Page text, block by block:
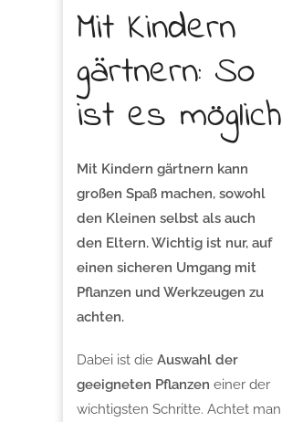
Mit Kindern
gärtnern: So
ist es möglich
Mit Kindern gärtnern kann
großen Spaß machen, sowohl
den Kleinen selbst als auch
den Eltern. Wichtig ist nur, auf
einen sicheren Umgang mit
Pflanzen und Werkzeugen zu
achten.
Dabei ist die Auswahl der
geeigneten Pflanzen einer der
wichtigsten Schritte. Achtet man